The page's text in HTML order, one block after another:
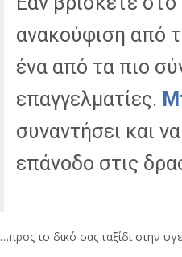
ανακούφιση από
ένα από τα πιο
επαγγελματίες.
συναντήσει και
επάνοδο στις
…προς το δικό σας ταξίδι στην